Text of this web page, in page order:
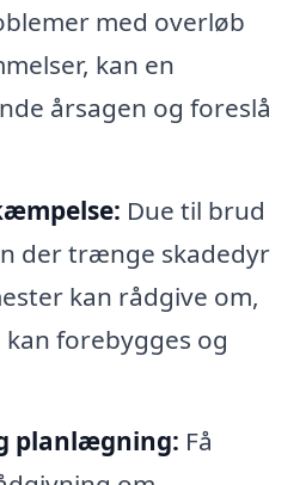
med overløb
kan en
årsagen og foreslå
Due til brud
der trænge skadedyr
kan rådgive om,
forebygges og
planlægning: Få